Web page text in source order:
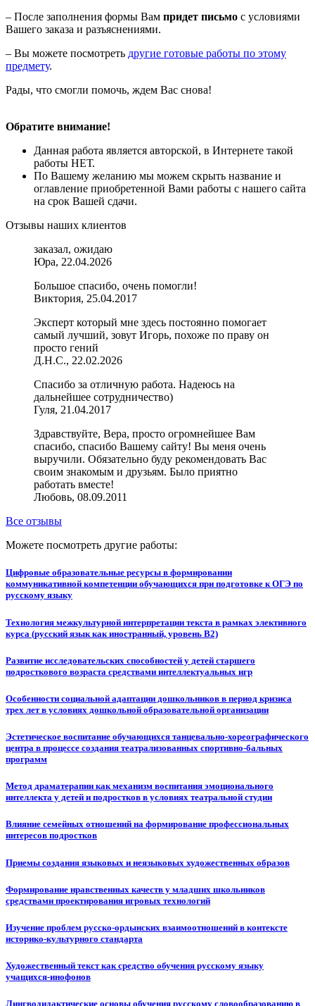
– После заполнения формы Вам придет письмо с условиями
Вашего заказа и разъяснениями.
– Вы можете посмотреть другие готовые работы по этому
предмету.
Рады, что смогли помочь, ждем Вас снова!
Обратите внимание!
Данная работа является авторской, в Интернете такой
работы НЕТ.
По Вашему желанию мы можем скрыть название и
оглавление приобретенной Вами работы с нашего сайта
на срок Вашей сдачи.
Отзывы наших клиентов
заказал, ожидаю
Юра, 22.04.2026
Большое спасибо, очень помогли!
Виктория, 25.04.2017
Эксперт который мне здесь постоянно помогает
самый лучший, зовут Игорь, похоже по праву он
просто гений
Д.Н.С., 22.02.2026
Спасибо за отличную работа. Надеюсь на
дальнейшее сотрудничество)
Гуля, 21.04.2017
Здравствуйте, Вера, просто огромнейшее Вам
спасибо, спасибо Вашему сайту! Вы меня очень
выручили. Обязательно буду рекомендовать Вас
своим знакомым и друзьям. Было приятно
работать вместе!
Любовь, 08.09.2011
Все отзывы
Можете посмотреть другие работы:
Цифровые образовательные ресурсы в формировании
коммуникативной компетенции обучающихся при подготовке к ОГЭ по
русскому языку
Технология межкультурной интерпретации текста в рамках элективного
курса (русский язык как иностранный, уровень В2)
Развитие исследовательских способностей у детей старшего
подросткового возраста средствами интеллектуальных игр
Особенности социальной адаптации дошкольников в период кризиса
трех лет в условиях дошкольной образовательной организации
Эстетическое воспитание обучающихся танцевально-хореографического
центра в процессе создания театрализованных спортивно-бальных
программ
Метод драматерапии как механизм воспитания эмоционального
интеллекта у детей и подростков в условиях театральной студии
Влияние семейных отношений на формирование профессиональных
интересов подростков
Приемы создания языковых и неязыковых художественных образов
Формирование нравственных качеств у младших школьников
средствами проектирования игровых технологий
Изучение проблем русско-ордынских взаимоотношений в контексте
историко-культурного стандарта
Художественный текст как средство обучения русскому языку
учащихся-инофонов
Лингводидактические основы обучения русскому словообразованию в